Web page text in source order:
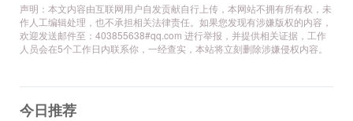
声明：本文内容由互联网用户自发贡献自行上传，本网站不拥有所有权，未
作人工编辑处理，也不承担相关法律责任。如果您发现有涉嫌版权的内容，
欢迎发送邮件至：403855638#qq.com 进行举报，并提供相关证据，工作
人员会在5个工作日内联系你，一经查实，本站将立刻删除涉嫌侵权内容。
今日推荐